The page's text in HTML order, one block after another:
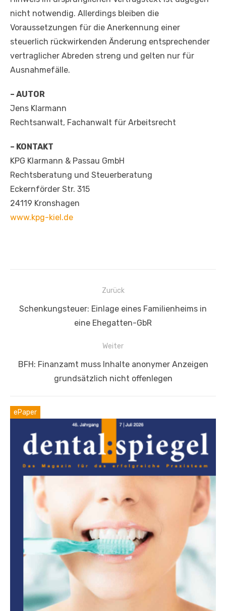
nicht notwendig. Allerdings bleiben die
Voraussetzungen für die Anerkennung einer
steuerlich rückwirkenden Änderung entsprechender
vertraglicher Abreden streng und gelten nur für
Ausnahmefälle.
– AUTOR
Jens Klarmann
Rechtsanwalt, Fachanwalt für Arbeitsrecht
– KONTAKT
KPG Klarmann & Passau GmbH
Rechtsberatung und Steuerberatung
Eckernförder Str. 315
24119 Kronshagen
www.kpg-kiel.de
Beitragsnavigation
Zurück
Vorheriger
Schenkungsteuer: Einlage eines Familienheims in
eine Ehegatten-GbR
Weiter
Nächster
BFH: Finanzamt muss Inhalte anonymer Anzeigen
grundsätzlich nicht offenlegen
ePaper